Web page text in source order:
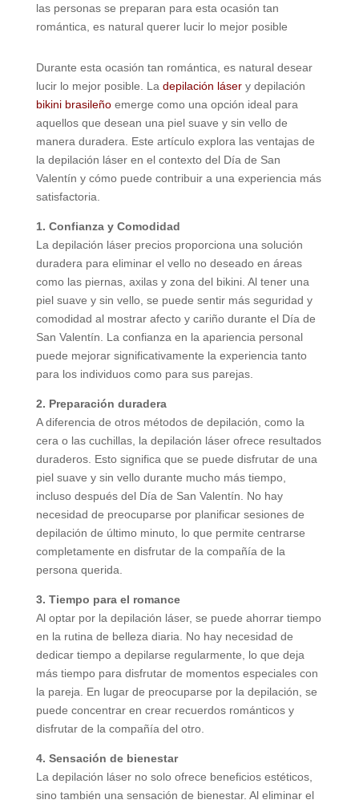
las personas se preparan para esta ocasión tan
romántica, es natural querer lucir lo mejor posible
Durante esta ocasión tan romántica, es natural desear
lucir lo mejor posible. La depilación lásery depilación
bikini brasileñoemerge como una opción ideal para
aquellos que desean una piel suave y sin vello de
manera duradera. Este artículo explora las ventajas de
la depilación láser en el contexto del Día de San
Valentín y cómo puede contribuir a una experiencia más
satisfactoria.
1. Confianza y Comodidad
La depilación láser precios proporciona una solución
duradera para eliminar el vello no deseado en áreas
como las piernas, axilas y zona del bikini. Al tener una
piel suave y sin vello, se puede sentir más seguridad y
comodidad al mostrar afecto y cariño durante el Día de
San Valentín. La confianza en la apariencia personal
puede mejorar significativamente la experiencia tanto
para los individuos como para sus parejas.
2. Preparación duradera
A diferencia de otros métodos de depilación, como la
cera o las cuchillas, la depilación láser ofrece resultados
duraderos. Esto significa que se puede disfrutar de una
piel suave y sin vello durante mucho más tiempo,
incluso después del Día de San Valentín. No hay
necesidad de preocuparse por planificar sesiones de
depilación de último minuto, lo que permite centrarse
completamente en disfrutar de la compañía de la
persona querida.
3. Tiempo para el romance
Al optar por la depilación láser, se puede ahorrar tiempo
en la rutina de belleza diaria. No hay necesidad de
dedicar tiempo a depilarse regularmente, lo que deja
más tiempo para disfrutar de momentos especiales con
la pareja. En lugar de preocuparse por la depilación, se
puede concentrar en crear recuerdos románticos y
disfrutar de la compañía del otro.
4. Sensación de bienestar
La depilación láser no solo ofrece beneficios estéticos,
sino también una sensación de bienestar. Al eliminar el